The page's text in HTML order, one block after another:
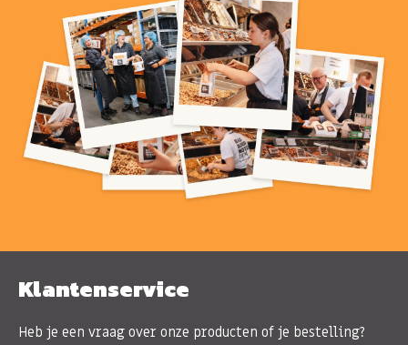
Klantenservice
Heb je een vraag over onze producten of je bestelling?